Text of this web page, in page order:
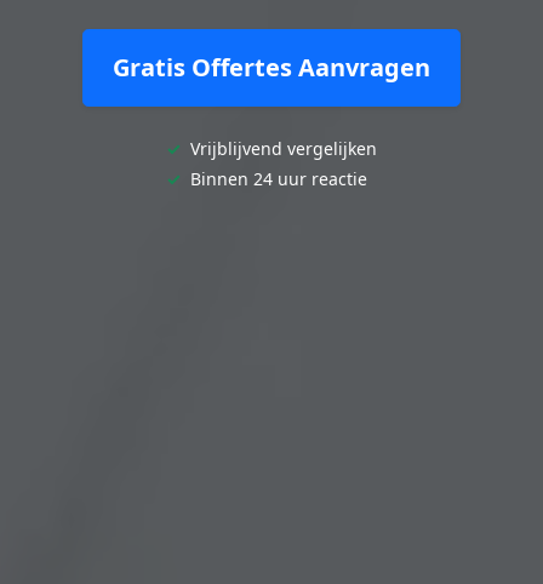
Gratis Offertes Aanvragen
✓ Vrijblijvend vergelijken
✓ Binnen 24 uur reactie